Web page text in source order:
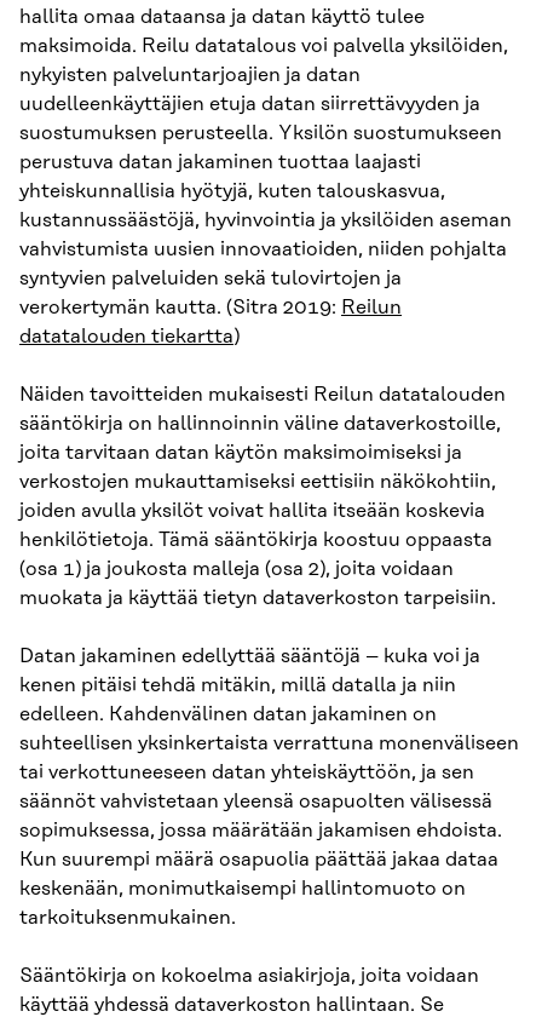
hallita omaa dataansa ja datan käyttö tulee
maksimoida. Reilu datatalous voi palvella yksilöiden,
nykyisten palveluntarjoajien ja datan
uudelleenkäyttäjien etuja datan siirrettävyyden ja
suostumuksen perusteella. Yksilön suostumukseen
perustuva datan jakaminen tuottaa laajasti
yhteiskunnallisia hyötyjä, kuten talouskasvua,
kustannussäästöjä, hyvinvointia ja yksilöiden aseman
vahvistumista uusien innovaatioiden, niiden pohjalta
syntyvien palveluiden sekä tulovirtojen ja
verokertymän kautta. (Sitra 2019: Reilun
datatalouden tiekartta)
Näiden tavoitteiden mukaisesti Reilun datatalouden
sääntökirja on hallinnoinnin väline dataverkostoille,
joita tarvitaan datan käytön maksimoimiseksi ja
verkostojen mukauttamiseksi eettisiin näkökohtiin,
joiden avulla yksilöt voivat hallita itseään koskevia
henkilötietoja. Tämä sääntökirja koostuu oppaasta
(osa 1) ja joukosta malleja (osa 2), joita voidaan
muokata ja käyttää tietyn dataverkoston tarpeisiin.
Datan jakaminen edellyttää sääntöjä – kuka voi ja
kenen pitäisi tehdä mitäkin, millä datalla ja niin
edelleen. Kahdenvälinen datan jakaminen on
suhteellisen yksinkertaista verrattuna monenväliseen
tai verkottuneeseen datan yhteiskäyttöön, ja sen
säännöt vahvistetaan yleensä osapuolten välisessä
sopimuksessa, jossa määrätään jakamisen ehdoista.
Kun suurempi määrä osapuolia päättää jakaa dataa
keskenään, monimutkaisempi hallintomuoto on
tarkoituksenmukainen.
Sääntökirja on kokoelma asiakirjoja, joita voidaan
käyttää yhdessä dataverkoston hallintaan. Se